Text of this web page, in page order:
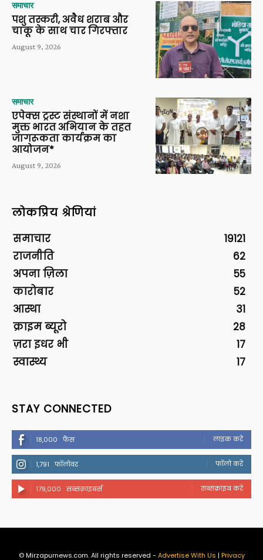
समाचार
पशु तस्करी, अवैध शराब और
चाकू के साथ चार गिरफ्तार
August 9, 2026
समाचार
एपेक्स ट्रस्ट संस्थानों में नशा
मुक्त भारत अभियान के तहत
जागरूकता कार्यक्रम का
आयोजन*
August 9, 2026
लोकप्रिय श्रेणियां
समाचार
19121
राजनीति
62
अपना ज़िला
55
कारोबार
52
आस्था
31
क्राइम ब्यूरो
28
ज़रा इधर भी
17
स्वास्थ्य
17
STAY CONNECTED
18,000 फैंस लाइक करें
1,791 फॉलोवर फॉलो करें
179,000 सब्सक्राइबर्स सब्सक्राइब करें
© Mirzapurnews.com. All rights reserved - Advertise With Us | Privacy